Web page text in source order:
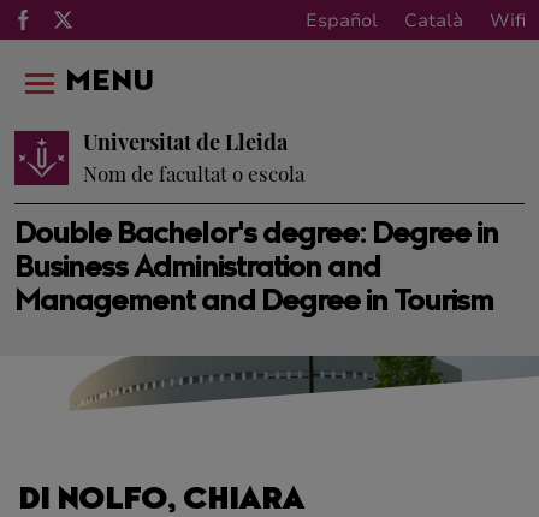
Español Català Wifi
Double Bachelor's degree: Degree in
Business Administration and
Management and Degree in Tourism
Universitat de Lleida
Nom de facultat o escola
MENU
DI NOLFO, CHIARA